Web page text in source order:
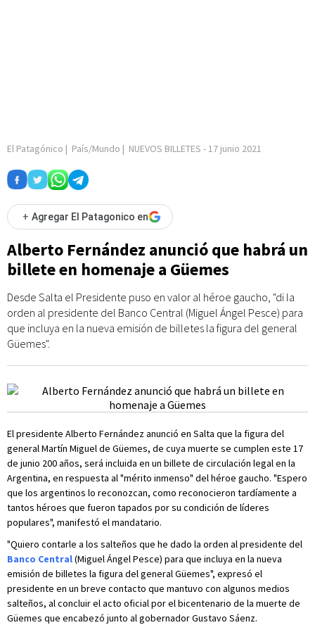
El Patagónico | País/Mundo | NUEVOS BILLETES - 17 junio 2021
+ Agregar El Patagonico en
Alberto Fernández anunció que habrá un
billete en homenaje a Güemes
Desde Salta el Presidente puso en valor al héroe gaucho, "di la
orden al presidente del Banco Central (Miguel Ángel Pesce) para
que incluya en la nueva emisión de billetes la figura del general
Güemes".
El presidente Alberto Fernández anunció en Salta que la figura del
general Martín Miguel de Güemes, de cuya muerte se cumplen este 17
de junio 200 años, será incluida en un billete de circulación legal en la
Argentina, en respuesta al "mérito inmenso" del héroe gaucho. "Espero
que los argentinos lo reconozcan, como reconocieron tardíamente a
tantos héroes que fueron tapados por su condición de líderes
populares", manifestó el mandatario.
"Quiero contarle a los salteños que he dado la orden al presidente del
Banco Central(Miguel Ángel Pesce) para que incluya en la nueva
emisión de billetes la figura del general Güemes", expresó el
presidente en un breve contacto que mantuvo con algunos medios
salteños, al concluir el acto oficial por el bicentenario de la muerte de
Güemes que encabezó junto al gobernador Gustavo Sáenz.